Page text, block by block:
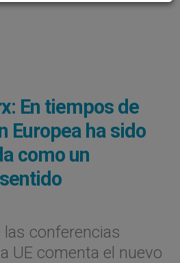
En tiempos de
Europea ha sido
como un
conferencias
UE comenta el nuevo